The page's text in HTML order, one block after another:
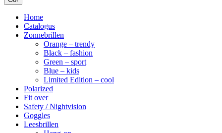
Home
Catalogus
Zonnebrillen
Orange – trendy
Black – fashion
Green – sport
Blue – kids
Limited Edition – cool
Polarized
Fit over
Safety / Nightvision
Goggles
Leesbrillen